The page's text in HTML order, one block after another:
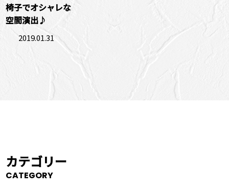
椅子でオシャレな
空間演出♪
2019.01.31
カテゴリー
CATEGORY